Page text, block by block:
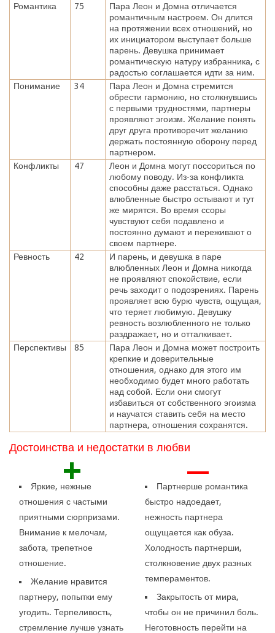
Романтика 75
Пара Леон и Домна отличается
романтичным настроем. Он длится
на протяжении всех отношений, но
их инициатором выступает больше
парень. Девушка принимает
романтическую натуру избранника, с
радостью соглашается идти за ним.
Понимание
34
Пара Леон и Домна стремится
обрести гармонию, но столкнувшись
с первыми трудностями, партнеры
проявляют эгоизм. Желание понять
друг друга противоречит желанию
держать постоянную оборону перед
партнером.
Конфликты
47
Леон и Домна могут поссориться по
любому поводу. Из-за конфликта
способны даже расстаться. Однако
влюбленные быстро остывают и тут
же мирятся. Во время ссоры
чувствуют себя подавлено и
постоянно думают и переживают о
своем партнере.
Ревность
42
И парень, и девушка в паре
влюбленных Леон и Домна никогда
не проявляют спокойствие, если
речь заходит о подозрениях. Парень
проявляет всю бурю чувств, ощущая,
что теряет любимую. Девушку
ревность возлюбленного не только
раздражает, но и отталкивает.
Перспективы
85
Пара Леон и Домна может построить
крепкие и доверительные
отношения, однако для этого им
необходимо будет много работать
над собой. Если они смогут
избавиться от собственного эгоизма
и научатся ставить себя на место
партнера, отношения сохранятся.
Достоинства и недостатки в любви
+
Яркие, нежные
отношения с частыми
приятными сюрпризами.
Внимание к мелочам,
забота, трепетное
отношение.
Желание нравится
партнеру, попытки ему
угодить. Терпеливость,
стремление лучше узнать
—
Партнерше романтика
быстро надоедает,
нежность партнера
ощущается как обуза.
Холодность партнерши,
столкновение двух разных
темпераментов.
Закрытость от мира,
чтобы он не причинил боль.
Неготовность перейти на